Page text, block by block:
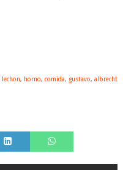
lechon, horno,comida, gustavo,albrecht